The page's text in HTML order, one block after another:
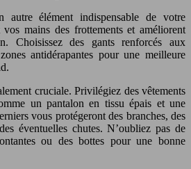
autre élément indispensable de votre
mains des frottements et améliorent
Choisissez des gants renforcés aux
antidérapantes pour une meilleure
cruciale. Privilégiez des vêtements
un pantalon en tissu épais et une
vous protégeront des branches, des
éventuelles chutes. N’oubliez pas de
ou des bottes pour une bonne